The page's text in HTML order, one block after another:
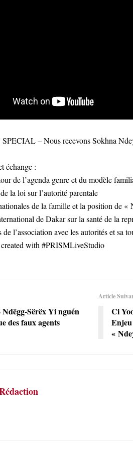
– Nous recevons Sokhna
échange :
de l’agenda genre et du modèle
la loi sur l’autorité parentale
de la famille et la position de
de Dakar sur la santé de la
l’association avec les autorités et sa
with #PRISMLiveStudio
Sërëx Yi nguén
des faux agents
Article
Ci
«